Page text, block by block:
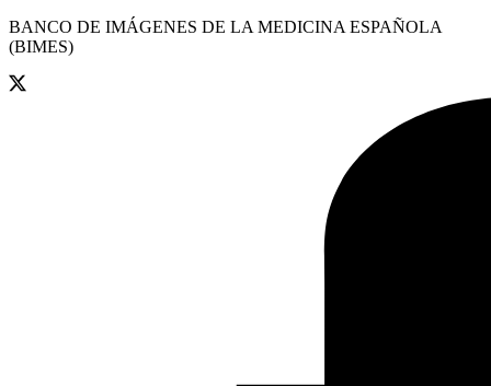
BANCO DE IMÁGENES DE LA MEDICINA ESPAÑOLA
(BIMES)